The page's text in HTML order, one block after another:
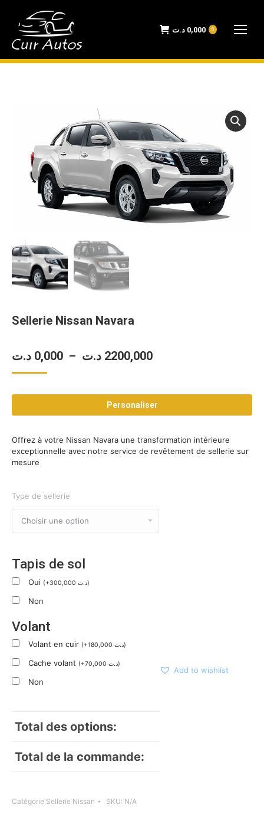
0,000 د.ت 0
Sellerie Nissan Navara
0,000 د.ت – 2200,000 د.ت
Plage
prix :
0,000 د.ت
2200,000 د.ت
Personaliser
Offrez à votre Nissan Navara une transformation intérieure
exceptionnelle avec notre service de revêtement de sellerie sur
mesure
Type de sellerie
Tapis de sol
Oui (+300,000 د.ت)
Non
Volant
Volant en cuir (+180,000 د.ت)
Cache volant (+70,000 د.ت)
Non
Total des options:
Total de la commande:
Add to wishlist
Catégorie Sellerie Nissan SKU: N/A